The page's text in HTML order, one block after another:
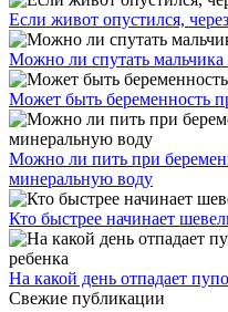
Если живот опустился,
Можно ли спутать
Может быть беременность
Можно ли пить при
минеральную воду
Кто быстрее начинает
На какой день отпадает
Свежие публикации